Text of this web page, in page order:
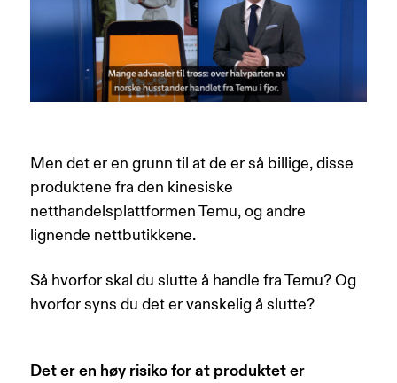
Men det er en grunn til at de er så billige, disse
produktene fra den kinesiske
netthandelsplattformen Temu, og andre
lignende nettbutikkene.
Så hvorfor skal du slutte å handle fra Temu? Og
hvorfor syns du det er vanskelig å slutte?
Det er en høy risiko for at produktet er